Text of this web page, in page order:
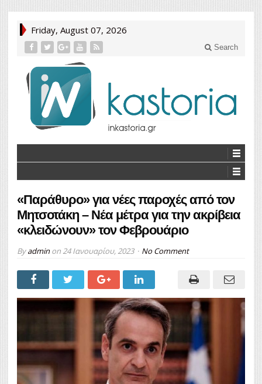
Friday, August 07, 2026
Search
«Παράθυρο» για νέες παροχές από τον
Μητσοτάκη – Νέα μέτρα για την ακρίβεια
«κλειδώνουν» τον Φεβρουάριο
Byadminon 24 Ιανουαρίου, 2023 No Comment